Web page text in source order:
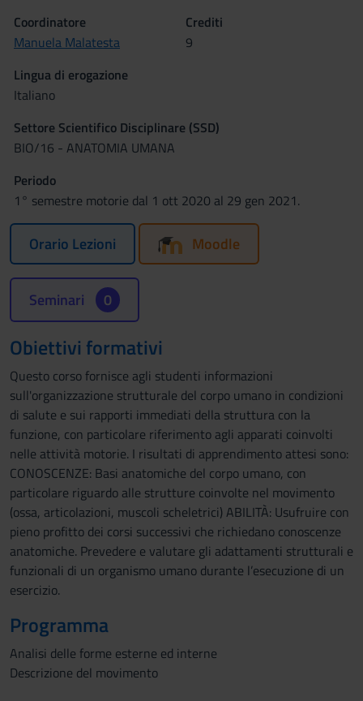
Coordinatore
Manuela Malatesta
Crediti
9
Lingua di erogazione
Italiano
Settore Scientifico Disciplinare (SSD)
BIO/16 - ANATOMIA UMANA
Periodo
1° semestre motorie dal 1 ott 2020 al 29 gen 2021.
Orario Lezioni Moodle
Seminari 0
Obiettivi formativi
Questo corso fornisce agli studenti informazioni
sull'organizzazione strutturale del corpo umano in condizioni
di salute e sui rapporti immediati della struttura con la
funzione, con particolare riferimento agli apparati coinvolti
nelle attività motorie. I risultati di apprendimento attesi sono:
CONOSCENZE: Basi anatomiche del corpo umano, con
particolare riguardo alle strutture coinvolte nel movimento
(ossa, articolazioni, muscoli scheletrici) ABILITÀ: Usufruire con
pieno profitto dei corsi successivi che richiedano conoscenze
anatomiche. Prevedere e valutare gli adattamenti strutturali e
funzionali di un organismo umano durante l’esecuzione di un
esercizio.
Programma
Analisi delle forme esterne ed interne
Descrizione del movimento